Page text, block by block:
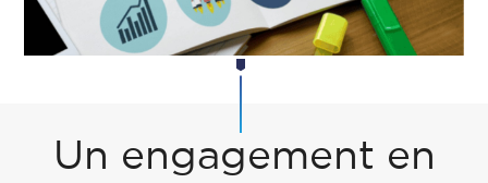
Un engagement en